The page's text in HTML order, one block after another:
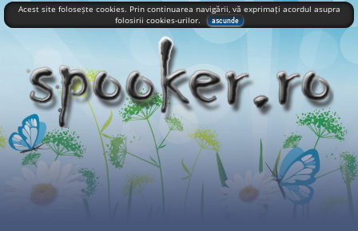
Acest site folosește cookies. Prin continuarea navigării, vă exprimați acordul asupra
folosirii cookies-urilor. ascunde